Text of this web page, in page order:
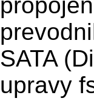
SATA
upravy